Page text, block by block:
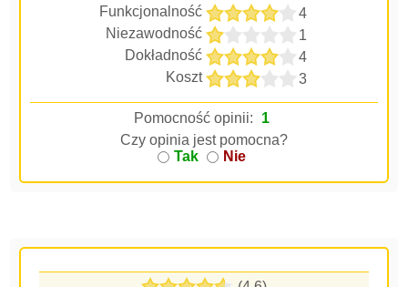
Funkcjonalność
4
Niezawodność
1
Dokładność
4
Koszt
3
Pomocność opinii:
1
Czy opinia jest pomocna?
Tak
Nie